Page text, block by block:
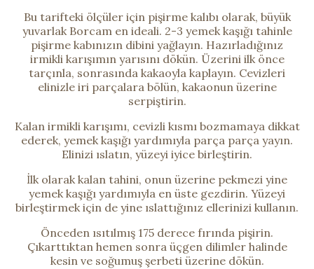
Bu tarifteki ölçüler için pişirme kalıbı olarak, büyük
yuvarlak Borcam en ideali. 2-3 yemek kaşığı tahinle
pişirme kabınızın dibini yağlayın. Hazırladığınız
irmikli karışımın yarısını dökün. Üzerini ilk önce
tarçınla, sonrasında kakaoyla kaplayın. Cevizleri
elinizle iri parçalara bölün, kakaonun üzerine
serpiştirin.
Kalan irmikli karışımı, cevizli kısmı bozmamaya dikkat
ederek, yemek kaşığı yardımıyla parça parça yayın.
Elinizi ıslatın, yüzeyi iyice birleştirin.
İlk olarak kalan tahini, onun üzerine pekmezi yine
yemek kaşığı yardımıyla en üste gezdirin. Yüzeyi
birleştirmek için de yine ıslattığınız ellerinizi kullanın.
Önceden ısıtılmış 175 derece fırında pişirin.
Çıkarttıktan hemen sonra üçgen dilimler halinde
kesin ve soğumuş şerbeti üzerine dökün.